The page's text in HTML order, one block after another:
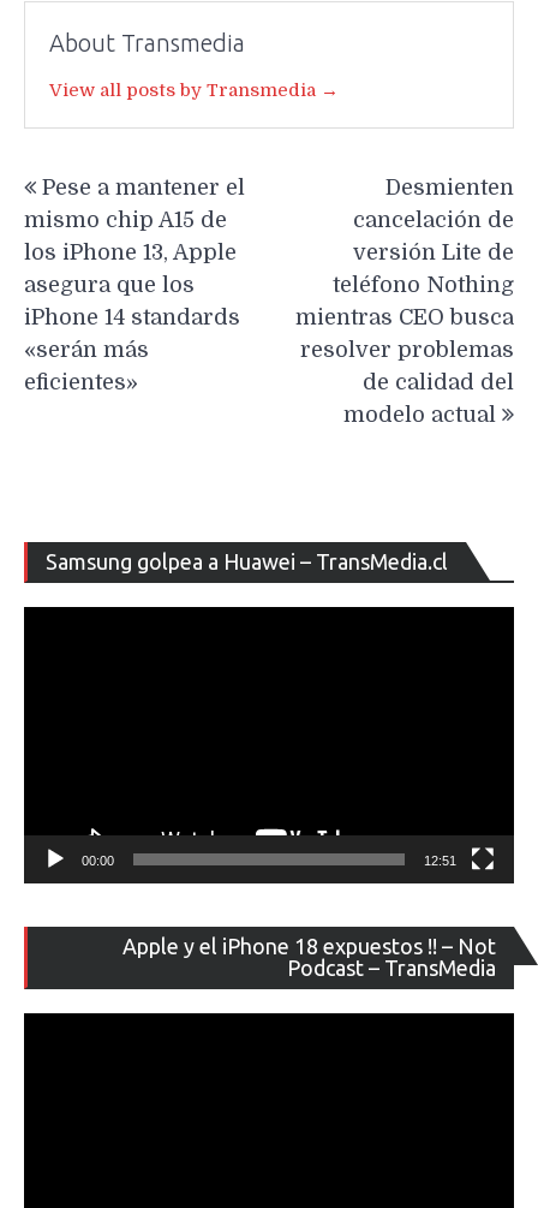
About Transmedia
View all posts by Transmedia →
de
entradas
Pese a mantener el
mismo chip A15 de
los iPhone 13, Apple
asegura que los
iPhone 14 standards
«serán más
eficientes»
Desmienten
cancelación de
versión Lite de
teléfono Nothing
mientras CEO busca
resolver problemas
de calidad del
modelo actual
Samsung golpea a Huawei – TransMedia.cl
de
00:00 12:51
Apple y el iPhone 18 expuestos !! – Not
Podcast – TransMedia
de